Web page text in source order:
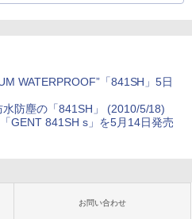
WATERPROOF”「841SH」5日
防塵の「841SH」
(2010/5/18)
GENT 841SH s」を5月14日発売
お問い合わせ